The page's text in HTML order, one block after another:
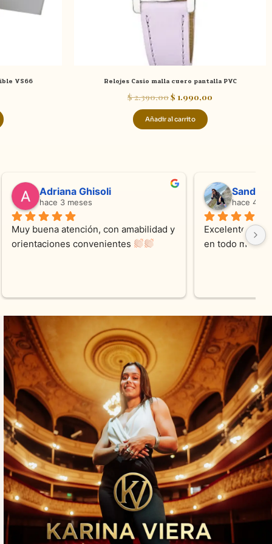
VS66 Relojes Casio malla cuero pantalla PVC
$2.390,00$ 1.990,00
Añadir al carrito
KV
con
los
valentina silva
Muy linda atención, me encanta!!!Es la
segunda vez q compro, siempre